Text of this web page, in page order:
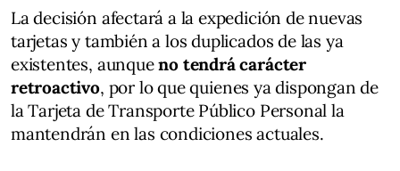
La decisión afectará a la expedición de nuevas
tarjetas y también a los duplicados de las ya
existentes, aunqueno tendrá carácter
retroactivo, por lo que quienes ya dispongan de
la Tarjeta de Transporte Público Personal la
mantendrán en las condiciones actuales.